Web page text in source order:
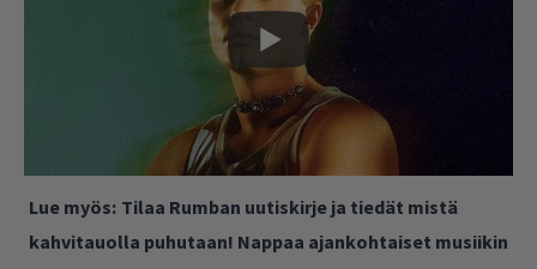
Lue myös: Tilaa Rumban uutiskirje ja tiedät mistä
kahvitauolla puhutaan! Nappaa ajankohtaiset musiikin